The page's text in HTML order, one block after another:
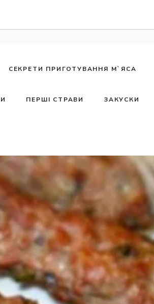
СЕКРЕТИ ПРИГОТУВАННЯ М`ЯСА
ПЕРШІ СТРАВИ ЗАКУСКИ